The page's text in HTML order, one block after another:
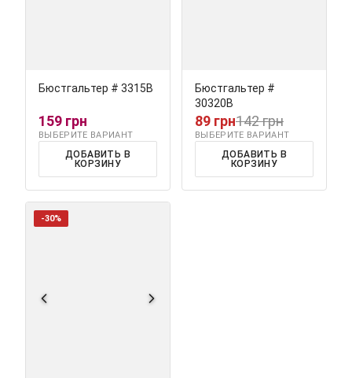
Бюстгальтер # 3315В
159 грн
ВЫБЕРИТЕ ВАРИАНТ
ДОБАВИТЬ В
КОРЗИНУ
Бюстгальтер #
30320В
89 грн142 грн
ВЫБЕРИТЕ ВАРИАНТ
ДОБАВИТЬ В
КОРЗИНУ
-30%